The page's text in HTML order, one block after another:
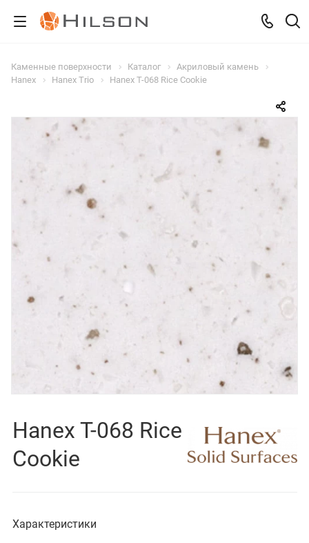
Каменные поверхности Каталог
Акриловый камень
Hanex
Hanex Trio Hanex T-068 Rice Cookie
Hanex T-068 Rice
Cookie
Характеристики